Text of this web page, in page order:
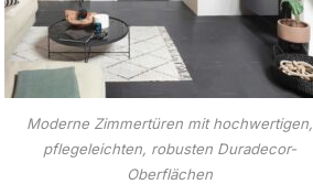
Moderne Zimmertüren mit hochwertigen,
pflegeleichten, robusten Duradecor-
Oberflächen